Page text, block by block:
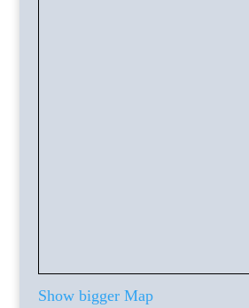
Show bigger Map